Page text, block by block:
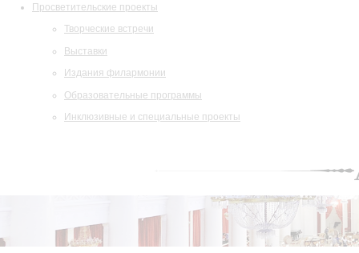
Просветительские проекты
Творческие встречи
Выставки
Издания филармонии
Образовательные программы
Инклюзивные и специальные проекты